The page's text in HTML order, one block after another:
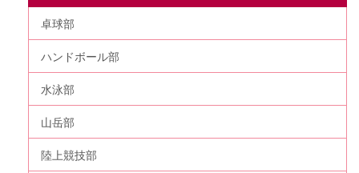
卓球部
ハンドボール部
水泳部
山岳部
陸上競技部